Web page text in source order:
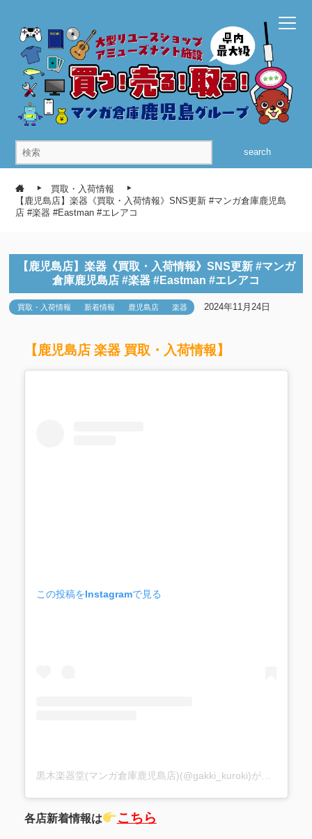
search
買取・入荷情報
【鹿児島店】楽器《買取・入荷情報》SNS更新 #マンガ倉庫鹿児島
店 #楽器 #Eastman #エレアコ
【鹿児島店】楽器《買取・入荷情報》SNS更新 #マンガ
倉庫鹿児島店 #楽器 #Eastman #エレアコ
買取・入荷情報 新着情報 鹿児島店 楽器 2024年11月24日
【鹿児島店 楽器 買取・入荷情報】
この投稿をInstagramで見る
黒木楽器堂(マンガ倉庫鹿児島店)(@gakki_kuroki)がシェアした投稿
各店新着情報は こちら